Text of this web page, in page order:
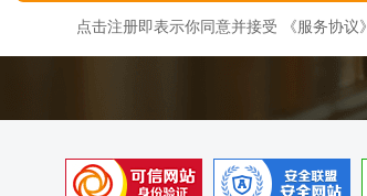
点击注册即表示你同意并接受 《服务协议》